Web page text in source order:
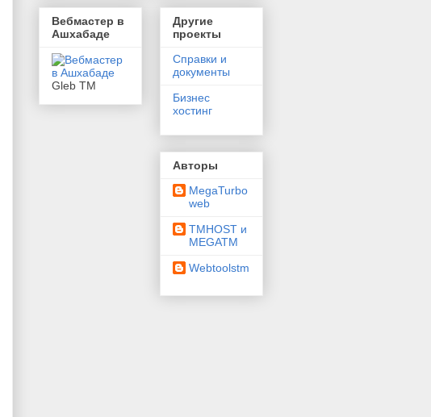
Вебмастер в
Ашхабаде
Gleb TM
Другие
проекты
Справки и
документы
Бизнес
хостинг
Авторы
MegaTurbo
web
TMHOST и
MEGATM
Webtoolstm